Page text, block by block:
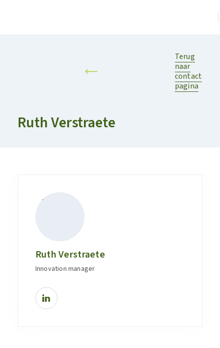
Terug
naar
contact
pagina
Ruth Verstraete
Ruth Verstraete
Innovation manager